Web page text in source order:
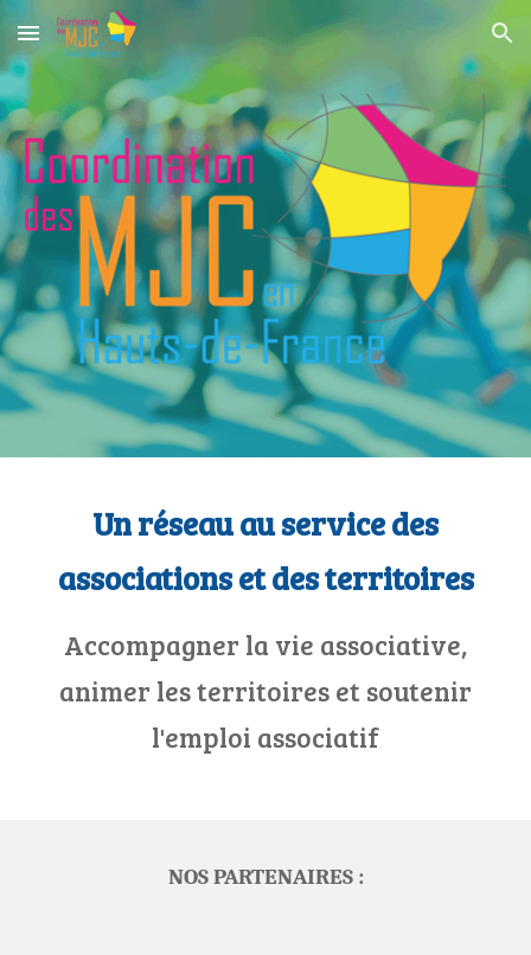
Skip to main content Skip to navigation
Un réseau au service des
associations et des territoires
Accompagner la vie associative,
animer les territoires et soutenir
l'emploi associatif
NOS PARTENAIRES :